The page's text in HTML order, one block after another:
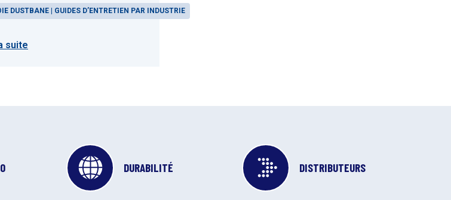
DUSTBANE | GUIDES D’ENTRETIEN PAR INDUSTRIE
suite
DURABILITÉ DISTRIBUTEURS